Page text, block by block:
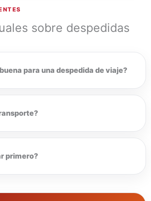
sobre despedidas
para una despedida de viaje?
primero?